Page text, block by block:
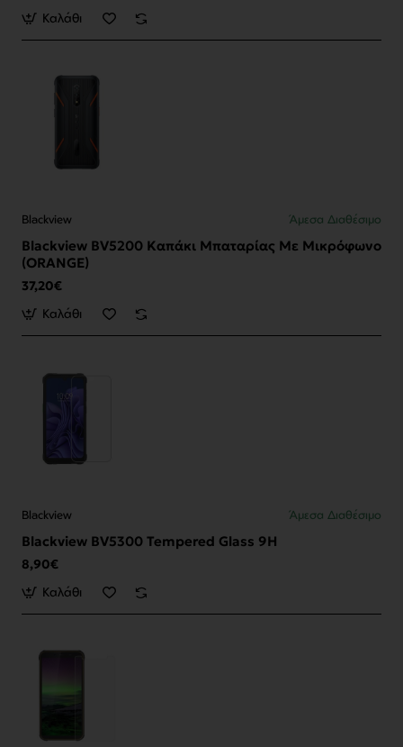
Καλάθι
Blackview Άμεσα Διαθέσιμο
Blackview BV5200 Καπάκι Μπαταρίας Με Μικρόφωνο
(ORANGE)
37,20€
Καλάθι
Blackview Άμεσα Διαθέσιμο
Blackview BV5300 Tempered Glass 9H
8,90€
Καλάθι